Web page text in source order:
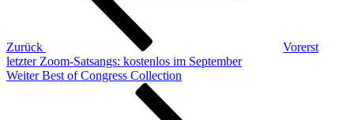
Zurück
Vorerst
letzter Zoom-Satsangs: kostenlos im September
Nächster
Weiter Best of Congress Collection